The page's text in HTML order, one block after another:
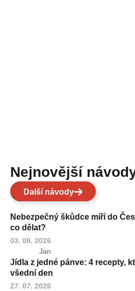
Nejnovější
Další návody
Nebezpečný škůdce míří do
co dělat?
03. 08. 2026
Jan
Jídla z jedné pánve: 4 recepty,
všední den
27. 07. 2026